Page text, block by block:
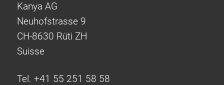
Kanya AG
Neuhofstrasse 9
CH-8630 Rüti ZH
Suisse
Tel. +41 55 251 58 58